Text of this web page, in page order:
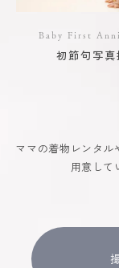
Baby First
初節句写真
ママの着物レンタ
用意して